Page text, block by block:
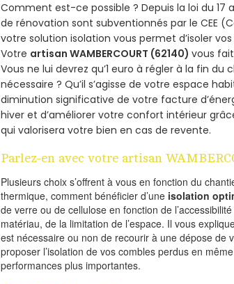
Comment est-ce possible ? Depuis la loi du 17
de rénovation sont subventionnés par le CEE
votre solution isolation vous permet d’isoler
Votre artisan WAMBERCOURT (62140)vous
Vous ne lui devrez qu’1 euro à régler à la fin du
nécessaire ? Qu’il s’agisse de votre espace
diminution significative de votre facture
hiver et d’améliorer votre confort intérieur
qui valorisera votre bien en cas de revente.
Parlez-en avec votre artisan
Plusieurs choix s’offrent à vous en fonction du
thermique, comment bénéficier d’une isolation
de verre ou de cellulose en fonction de
matériau, de la limitation de l’espace. Il vous
est nécessaire ou non de recourir à une dépose de
proposer l’isolation de vos combles perdus en
performances plus importantes.